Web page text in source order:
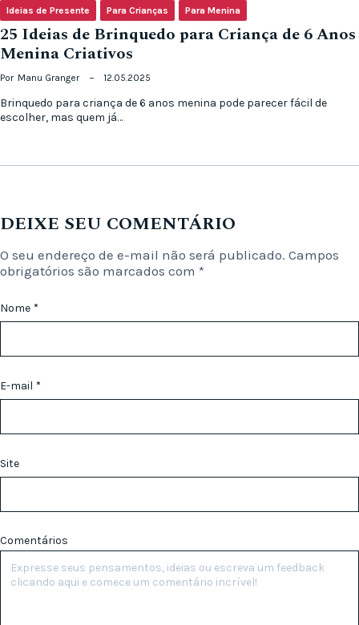
Ideias de Presente Para Crianças Para Menina
25 Ideias de Brinquedo para Criança de 6 Anos
Menina Criativos
Por Manu Granger 12.05.2025
Brinquedo para criança de 6 anos menina pode parecer fácil de
escolher, mas quem já…
DEIXE SEU COMENTÁRIO
O seu endereço de e-mail não será publicado. Campos
obrigatórios são marcados com *
Nome *
E-mail *
Site
Comentários